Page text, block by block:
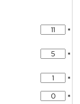
*
*
*
*